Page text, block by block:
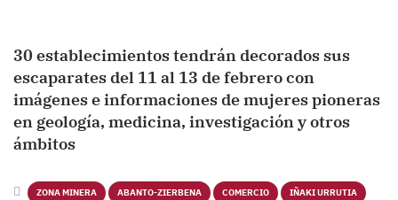
30 establecimientos tendrán decorados sus
escaparates del 11 al 13 de febrero con
imágenes e informaciones de mujeres pioneras
en geología, medicina, investigación y otros
ámbitos
ZONA MINERA ABANTO-ZIERBENA COMERCIO IÑAKI URRUTIA